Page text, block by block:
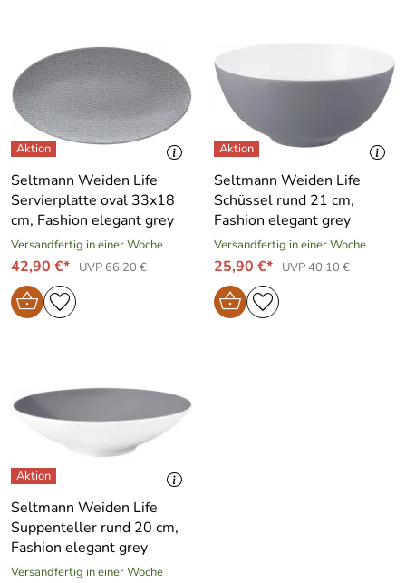
Seltmann Weiden Life
Servierplatte oval 33x18
cm, Fashion elegant grey
Versandfertig in einer Woche
42,90 €* UVP 66,20 €
Seltmann Weiden Life
Schüssel rund 21 cm,
Fashion elegant grey
Versandfertig in einer Woche
25,90 €* UVP 40,10 €
Seltmann Weiden Life
Suppenteller rund 20 cm,
Fashion elegant grey
Versandfertig in einer Woche